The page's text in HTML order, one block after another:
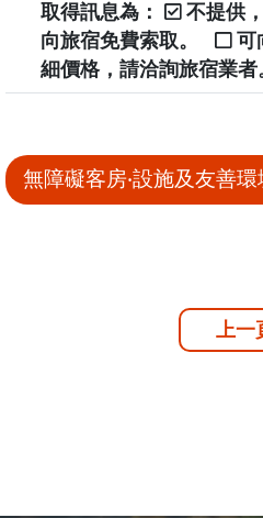
取得訊息為：
不提供
向旅宿免費索取。
可
細價格，請洽詢旅宿業者
無障礙客房‧設施及友善環
上一